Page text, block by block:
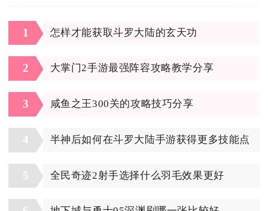
1 怎样才能获取斗罗大陆的玄天功
2 大掌门2手游最强阵容攻略教学分享
3 咸鱼之王300关的攻略技巧分享
4 半神后如何在斗罗大陆手游获得更多技能点
5 全民奇迹2射手选择什么羽毛效果更好